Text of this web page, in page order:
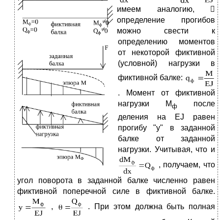
имеем аналогию, 
определение прогибов
можно свести к
определению моментов
от некоторой фиктивной
(условной) нагрузки в
фиктивной балке:
. Момент от фиктивной
нагрузки Мф после
деления на EJ равен
прогибу "y" в заданной
балке от заданной
нагрузки. Учитывая, что и
, получаем, что
угол поворота в заданной балке численно равен
фиктивной поперечной силе в фиктивной балке.
,
. При этом должна быть полная